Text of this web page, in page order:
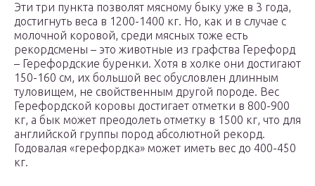
Эти три пункта позволят мясному быку уже в 3 года,
достигнуть веса в 1200-1400 кг. Но, как и в случае с
молочной коровой, среди мясных тоже есть
рекордсмены – это животные из графства Герефорд
– Герефордские буренки. Хотя в холке они достигают
150-160 см, их большой вес обусловлен длинным
туловищем, не свойственным другой породе. Вес
Герефордской коровы достигает отметки в 800-900
кг, а бык может преодолеть отметку в 1500 кг, что для
английской группы пород абсолютной рекорд.
Годовалая «герефордка» может иметь вес до 400-450
кг.